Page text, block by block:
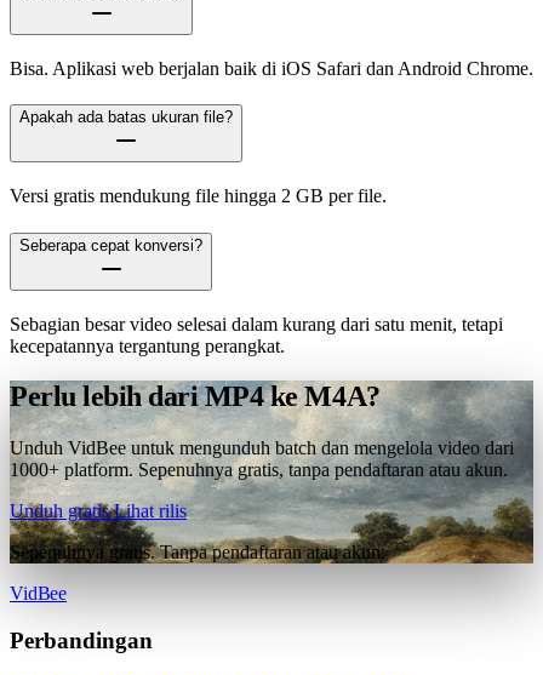
Bisa. Aplikasi web berjalan baik di iOS Safari dan Android Chrome.
Apakah ada batas ukuran file?
Versi gratis mendukung file hingga 2 GB per file.
Seberapa cepat konversi?
Sebagian besar video selesai dalam kurang dari satu menit, tetapi
kecepatannya tergantung perangkat.
Perlu lebih dari MP4 ke M4A?
Unduh VidBee untuk mengunduh batch dan mengelola video dari
1000+ platform. Sepenuhnya gratis, tanpa pendaftaran atau akun.
Unduh gratisLihat rilis
Sepenuhnya gratis. Tanpa pendaftaran atau akun.
VidBee
Perbandingan